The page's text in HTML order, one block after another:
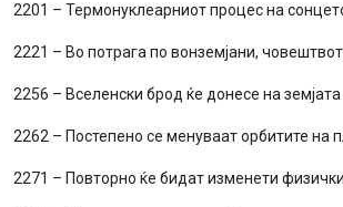
2201 – Термонуклеарниот процес на
2221 – Во потрага по вонземјани,
2256 – Вселенски брод ќе донесе на
2262 – Постепено се менуваат орбитите на
2271 – Повторно ќе бидат изменети